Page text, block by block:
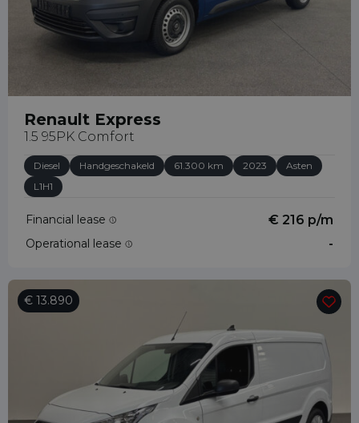
Renault Express
1.5 95PK Comfort
Diesel Handgeschakeld 61.300 km 2023
Asten
L1H1
Financial lease € 216 p/m
Operational lease -
€ 13.890